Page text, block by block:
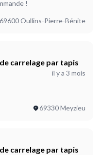
!
69600 Oullins-Pierre-Bénite
carrelage par tapis
il y a 3 mois
69330 Meyzieu
carrelage par tapis